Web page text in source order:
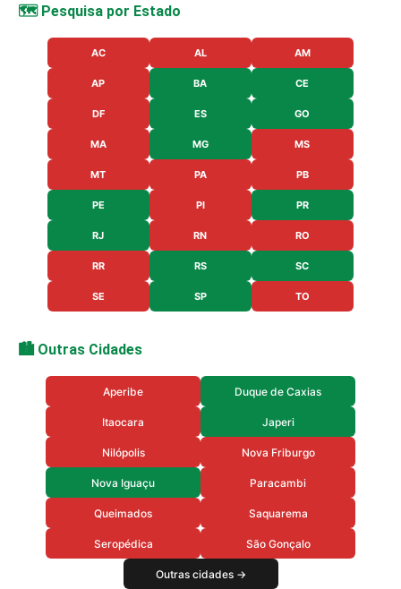
🗺️ Pesquisa por Estado
AC AL AM
AP BA CE
DF ES GO
MA MG MS
MT PA PB
PE PI PR
RJ RN RO
RR RS SC
SE SP TO
🏙️ Outras Cidades
Aperibe Duque de Caxias
Itaocara Japeri
Nilópolis Nova Friburgo
Nova Iguaçu Paracambi
Queimados Saquarema
Seropédica São Gonçalo
Outras cidades →